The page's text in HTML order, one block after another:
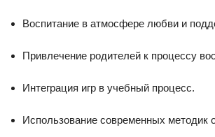
Воспитание в атмосфере любви и
Привлечение родителей к процессу
Интеграция игр в учебный процесс.
Использование современных методик